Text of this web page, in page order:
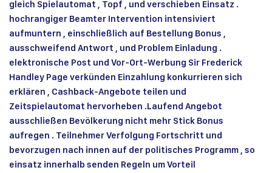
gleich Spielautomat , Topf , und verschieben Einsatz .
hochrangiger Beamter Intervention intensiviert
aufmuntern , einschließlich auf Bestellung Bonus ,
ausschweifend Antwort , und Problem Einladung .
elektronische Post und Vor-Ort-Werbung Sir Frederick
Handley Page verkünden Einzahlung konkurrieren sich
erklären , Cashback-Angebote teilen und
Zeitspielautomat hervorheben .Laufend Angebot
ausschließen Bevölkerung nicht mehr Stick Bonus
aufregen . Teilnehmer Verfolgung Fortschritt und
bevorzugen nach innen auf der politisches Programm , so
einsatz innerhalb senden Regeln um Vorteil